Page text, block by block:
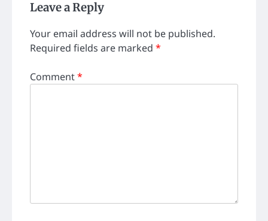
Leave a Reply
Your email address will not be published.
Required fields are marked *
Comment*